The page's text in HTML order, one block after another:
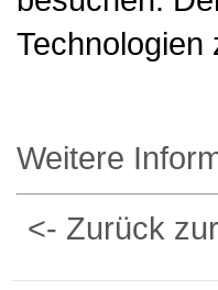
Technologien
Weitere
<- Zurück